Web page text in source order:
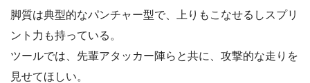
脚質は典型的なパンチャー型で、上りもこなせるしスプリ
ント力も持っている。
ツールでは、先輩アタッカー陣らと共に、攻撃的な走りを
見せてほしい。